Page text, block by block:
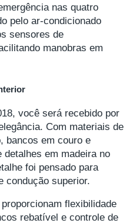
nas quatro
pelo ar-condicionado
sensores de
manobras em
você será recebido por
Com materiais de
bancos em couro e
em madeira no
foi pensado para
condução superior.
flexibilidade
rebatível e controle de